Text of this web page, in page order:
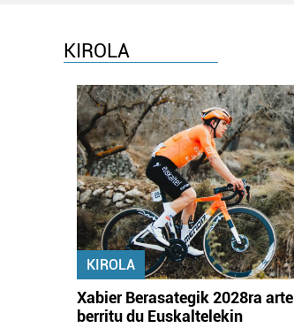
KIROLA
KIROLA
Xabier Berasategik 2028ra arte
berritu du Euskaltelekin